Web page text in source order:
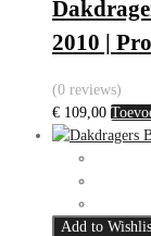
2010 |
(0 reviews)
€ 109,00
Add to